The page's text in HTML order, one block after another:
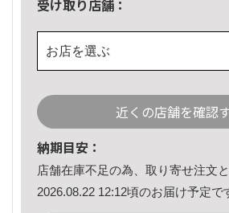
受け取り店舗：
お店を選ぶ
近くの店舗を確認
納期目安：
店舗在庫不足の為、取り寄せ注文と
2026.08.22 12:12頃のお届け予定で